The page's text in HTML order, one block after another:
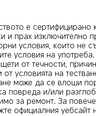
е сертифицирано
и прах изключително
условия, които не
условия на употреба.
от течности,
от условията на
може да се влоши
повреда и/или
за ремонт. За
официалния уебсайт